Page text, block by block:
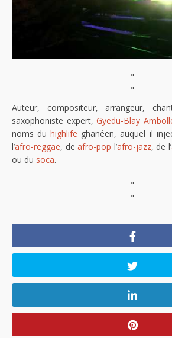
"
"
Auteur, compositeur, arrangeur,
saxophoniste expert,Gyedu-Blay
noms duhighlife ghanéen, auquel il
l’afro-reggae, deafro-pop l’afro-jazz, de l’
ou du soca.
"
"